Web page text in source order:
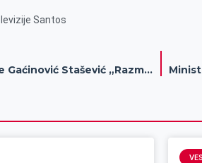
Santos
Promocija knjige Mile Gaćinović Stašević „Razmišljanja o životu“